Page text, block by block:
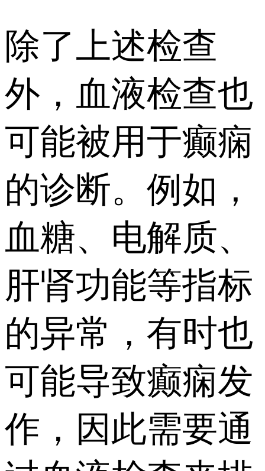
除了上述检查
外，血液检查也
可能被用于癫痫
的诊断。例如，
血糖、电解质、
肝肾功能等指标
的异常，有时也
可能导致癫痫发
作，因此需要通